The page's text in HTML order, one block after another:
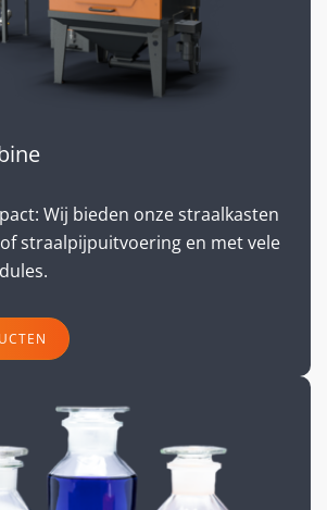
Wij bieden onze straalkasten
straalpijpuitvoering en met vele